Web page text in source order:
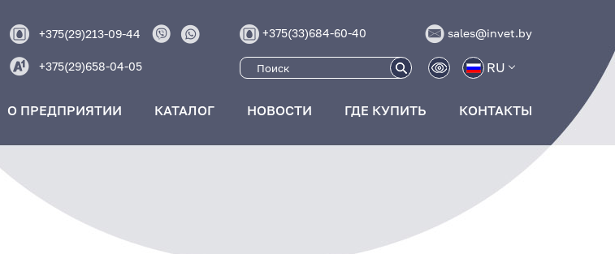
+375(29)213-09-44
+375(29)658-04-05
+375(33)684-60-40 sales@invet.by
RU
О ПРЕДПРИЯТИИ КАТАЛОГ НОВОСТИ ГДЕ КУПИТЬ КОНТАКТЫ